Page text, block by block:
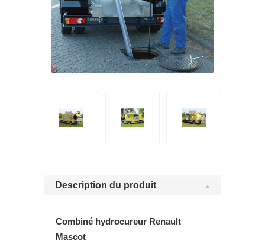
Description du produit
Combiné hydrocureur Renault
Mascot